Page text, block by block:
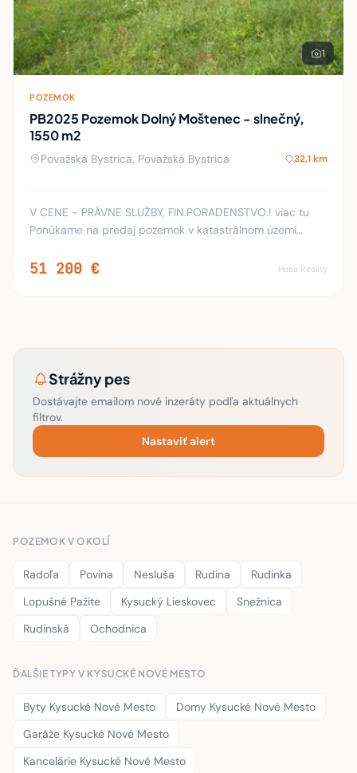
1
POZEMOK
PB2025 Pozemok Dolný Moštenec - slnečný,
1550 m2
Považská Bystrica, Považská Bystrica 32,1 km
V CENE - PRÁVNE SLUŽBY, FIN.PORADENSTVO.! viac tu
Ponúkame na predaj pozemok v katastrálnom území
m2. Pozemok sa nachádza na slnečnej strane s pekn
51 200 € Hasa Reality
Strážny pes
Dostávajte emailom nové inzeráty podľa aktuálnych
filtrov.
Nastaviť alert
POZEMOK V OKOLÍ
Radoľa Povina Nesluša Rudina
Rudinka
Lopušné Pažite
Kysucký Lieskovec
Snežnica
Rudinská
Ochodnica
ĎALŠIE TYPY V KYSUCKÉ NOVÉ MESTO
Byty Kysucké Nové Mesto
Domy Kysucké Nové Mesto
Garáže Kysucké Nové Mesto
Kancelárie Kysucké Nové Mesto